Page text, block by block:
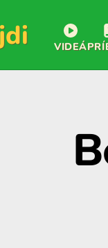
VIDEÁ